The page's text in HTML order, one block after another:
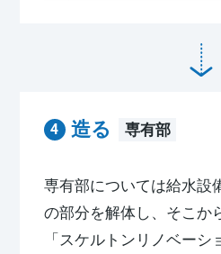
造る 専有部
専有部については給水設
の部分を解体し、そこか
「スケルトンリノベー